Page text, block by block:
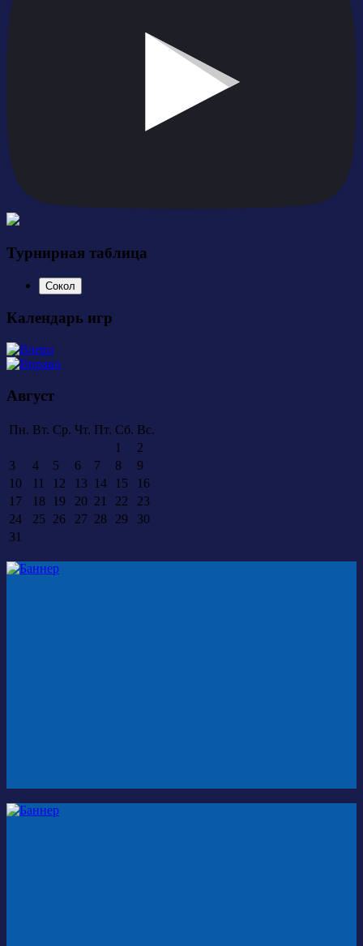
Турнирная таблица
Сокол
Календарь игр
Август
Пн. Вт. Ср. Чт. Пт. Сб. Вс.
1
2
3
4 5 6 7 8
9
10
11 12 13 14 15
16
17
18 19 20 21 22
23
24
25 26 27 28 29
30
31